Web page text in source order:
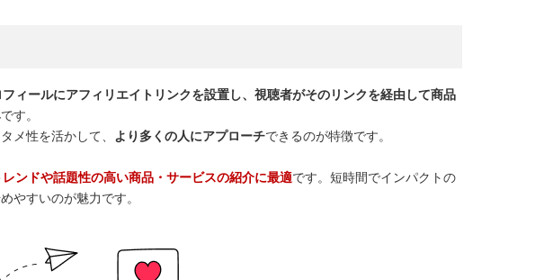
ィールにアフィリエイトリンクを設置し、視聴者がそのリンクを経由して商品
です。
メ性を活かして、
より多くの人にアプローチできるのが特徴です。
レンドや話題性の高い商品・サービスの紹介に最適です。短時間でインパクトの
やすいのが魅力です。